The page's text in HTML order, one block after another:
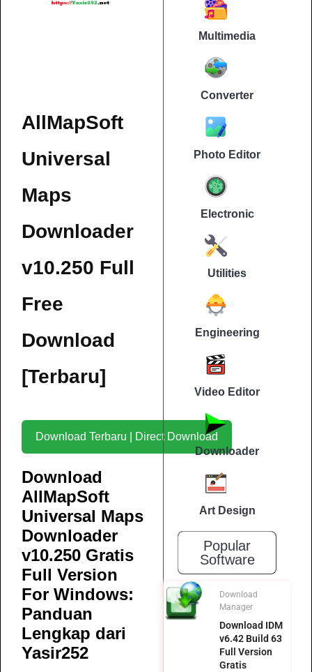
AllMapSoft
Universal
Maps
Downloader
v10.250 Full
Free
Download
[Terbaru]
Download Terbaru | Direct Download
Download
AllMapSoft
Universal Maps
Downloader
v10.250 Gratis
Full Version
For Windows:
Panduan
Lengkap dari
Yasir252
Multimedia
Converter
Photo Editor
Electronic
Utilities
Engineering
Video Editor
Downloader
Art Design
Popular
Software
Download
Manager
Download IDM
v6.42 Build 63
Full Version
Gratis